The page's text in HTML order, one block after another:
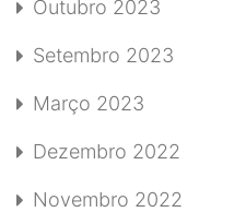
Outubro 2023
Setembro 2023
Março 2023
Dezembro 2022
Novembro 2022